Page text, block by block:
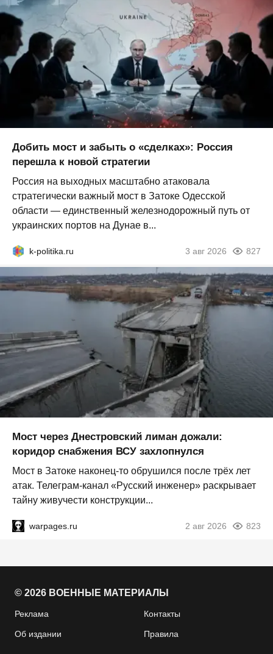
Добить мост и забыть о «сделках»: Россия
перешла к новой стратегии
Россия на выходных масштабно атаковала
стратегически важный мост в Затоке Одесской
области — единственный железнодорожный путь от
украинских портов на Дунае в...
k-politika.ru 3 авг 2026 827
Мост через Днестровский лиман дожали:
коридор снабжения ВСУ захлопнулся
Мост в Затоке наконец-то обрушился после трёх лет
атак. Телеграм-канал «Русский инженер» раскрывает
тайну живучести конструкции...
warpages.ru 2 авг 2026 823
© 2026 ВОЕННЫЕ МАТЕРИАЛЫ
Реклама Контакты
Об издании Правила